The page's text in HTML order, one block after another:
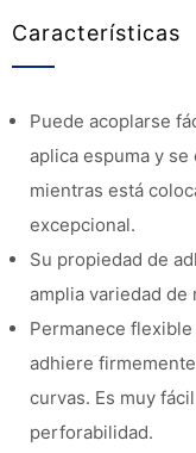
Características
Puede acoplarse
aplica espuma y
mientras está
excepcional.
Su propiedad de
amplia variedad de
Permanece
adhiere
curvas. Es muy
perforabilidad.